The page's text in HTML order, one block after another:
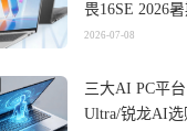
畏16SE 2026
机搞定
2026-07-08
三大AI PC平
Ultra/锐龙AI选